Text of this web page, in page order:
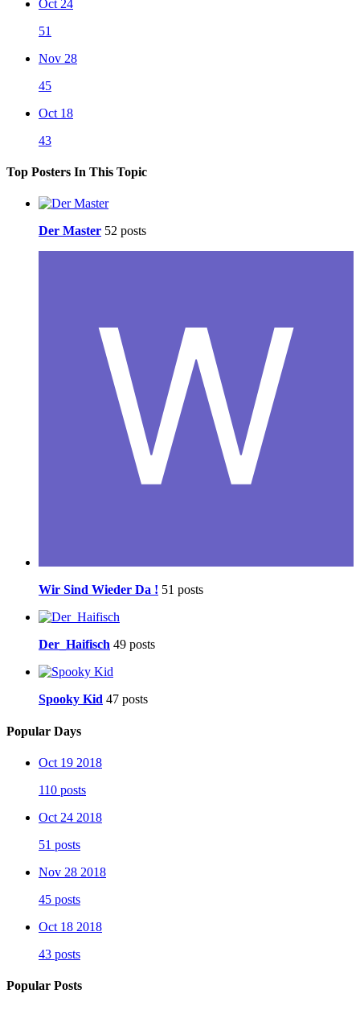
Oct 24
51
Nov 28
45
Oct 18
43
Top Posters In This Topic
Der Master 52 posts
Wir Sind Wieder Da ! 51 posts
Der_Haifisch 49 posts
Spooky Kid 47 posts
Popular Days
Oct 19 2018
110 posts
Oct 24 2018
51 posts
Nov 28 2018
45 posts
Oct 18 2018
43 posts
Popular Posts